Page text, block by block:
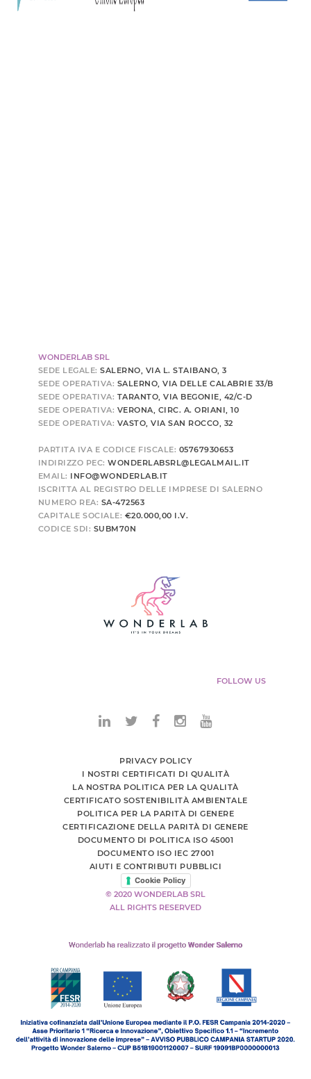
WONDERLAB SRL
SEDE LEGALE: SALERNO, VIA L. STAIBANO, 3
SEDE OPERATIVA: SALERNO, VIA DELLE CALABRIE 33/B
SEDE OPERATIVA: TARANTO, VIA BEGONIE, 42/C-D
SEDE OPERATIVA: VERONA, CIRC. A. ORIANI, 10
SEDE OPERATIVA: VASTO, VIA SAN ROCCO, 32
PARTITA IVA E CODICE FISCALE: 05767930653
INDIRIZZO PEC: WONDERLABSRL@LEGALMAIL.IT
EMAIL: INFO@WONDERLAB.IT
ISCRITTA AL REGISTRO DELLE IMPRESE DI SALERNO
NUMERO REA: SA-472563
CAPITALE SOCIALE: €20.000,00 I.V.
CODICE SDI: SUBM70N
FOLLOW US
PRIVACY POLICY
I NOSTRI CERTIFICATI DI QUALITÀ
LA NOSTRA POLITICA PER LA QUALITÀ
CERTIFICATO SOSTENIBILITÀ AMBIENTALE
POLITICA PER LA PARITÀ DI GENERE
CERTIFICAZIONE DELLA PARITÀ DI GENERE
DOCUMENTO DI POLITICA ISO 45001
DOCUMENTO ISO IEC 27001
AIUTI E CONTRIBUTI PUBBLICI
Cookie Policy
© 2020 WONDERLAB SRL
ALL RIGHTS RESERVED